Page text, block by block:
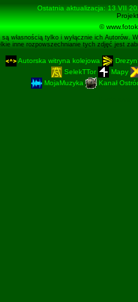
Ostatnia aktualizacja: 13 VII
©
własnością tylko i wyłącznie ich
inne rozpowszechnianie tych zdjęć jest
Autorska witryna kolejowa
SelekTTor
Mapy
MojaMuzyka
Kanał